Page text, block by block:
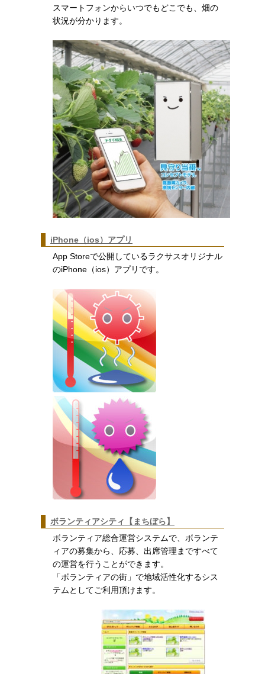
スマートフォンからいつでもどこでも、畑の
状況が分かります。
iPhone（ios）アプリ
App Storeで公開しているラクサスオリジナル
のiPhone（ios）アプリです。
ボランティアシティ【まちぼら】
ボランティア総合運営システムで、ボランテ
ィアの募集から、応募、出席管理まですべて
の運営を行うことができます。
「ボランティアの街」で地域活性化するシス
テムとしてご利用頂けます。